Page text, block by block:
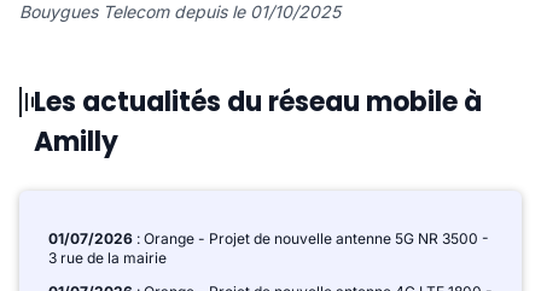
Bouygues Telecom depuis le 01/10/2025
Les actualités du réseau mobile à
Amilly
01/07/2026 : Orange - Projet de nouvelle antenne 5G NR 3500 -
3 rue de la mairie